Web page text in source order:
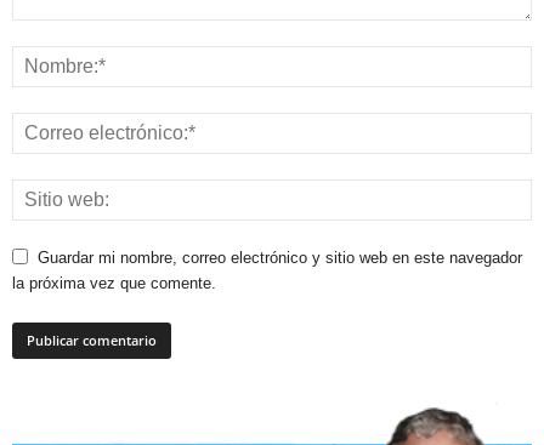
Guardar mi nombre, correo electrónico y sitio web en este navegador
la próxima vez que comente.